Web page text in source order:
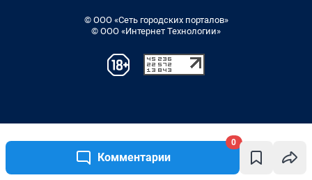
Комментарии
0